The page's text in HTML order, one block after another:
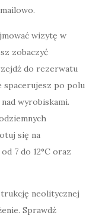
wizytę w
zobaczyć
do rezerwatu
po polu
wyrobiskami.
się na
7 do 12°C oraz
neolitycznej
Sprawdź